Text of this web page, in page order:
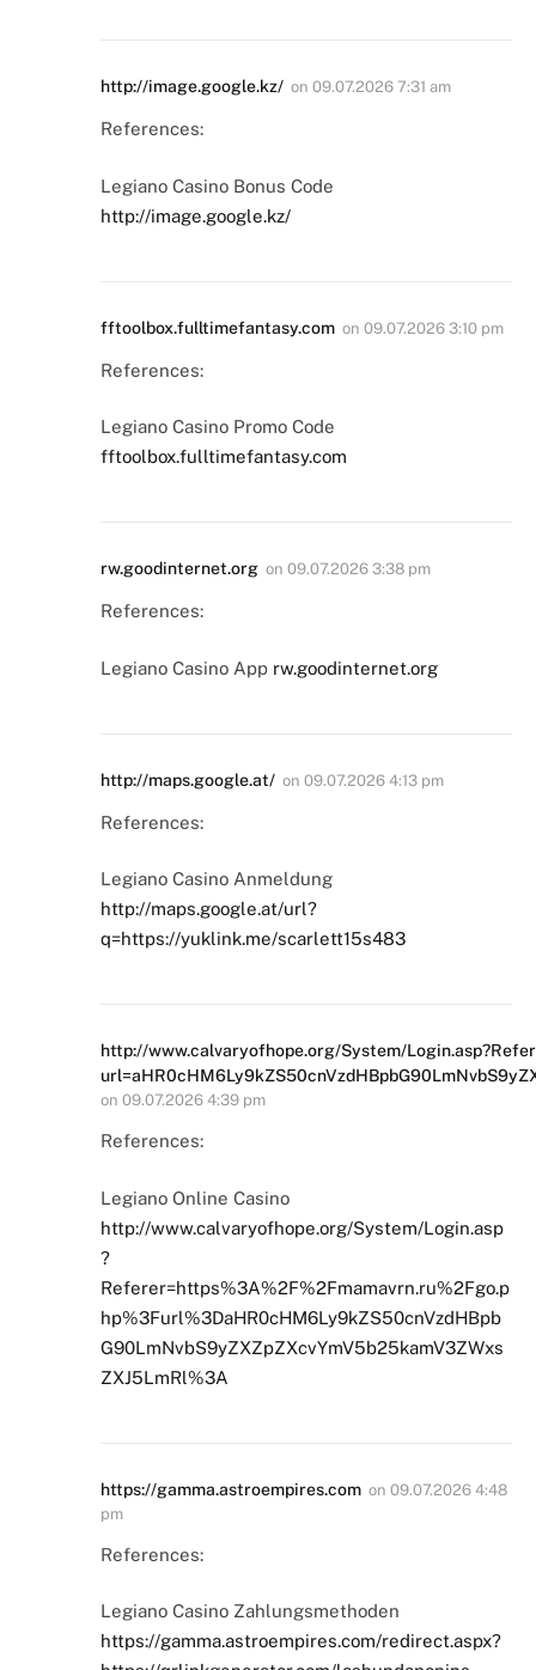
http://image.google.kz/ on 09.07.2026 7:31 am
References:
Legiano Casino Bonus Code
http://image.google.kz/
fftoolbox.fulltimefantasy.com on 09.07.2026 3:10 pm
References:
Legiano Casino Promo Code
fftoolbox.fulltimefantasy.com
rw.goodinternet.org on 09.07.2026 3:38 pm
References:
Legiano Casino App rw.goodinternet.org
http://maps.google.at/ on 09.07.2026 4:13 pm
References:
Legiano Casino Anmeldung
http://maps.google.at/url?
q=https://yuklink.me/scarlett15s483
http://www.calvaryofhope.org/System/
on 09.07.2026 4:39 pm
References:
Legiano Online Casino
http://www.calvaryofhope.org/System/Login.asp
?
Referer=https%3A%2F%2Fmamavrn.ru%2Fgo.p
hp%3Furl%3DaHR0cHM6Ly9kZS50cnVzdHBpb
G90LmNvbS9yZXZpZXcvYmV5b25kamV3ZWxs
ZXJ5LmRl%3A
https://gamma.astroempires.com on 09.07.2026 4:48
pm
References:
Legiano Casino Zahlungsmethoden
https://gamma.astroempires.com/redirect.aspx?